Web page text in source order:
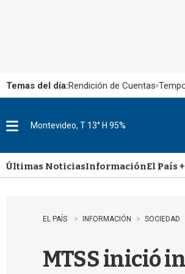
Temas del día:Rendición de Cuentas
u
Montevideo, T 13° H 95%
Últimas NoticiasInformaciónEl País +
EL PAÍS INFORMACIÓN SOCIEDAD
MTSS inició